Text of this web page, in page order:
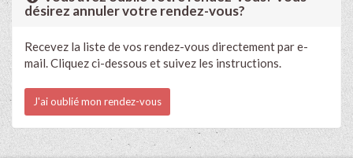
désirez annuler votre rendez-vous?
Recevez la liste de vos rendez-vous directement par e-
mail. Cliquez ci-dessous et suivez les instructions.
J'ai oublié mon rendez-vous